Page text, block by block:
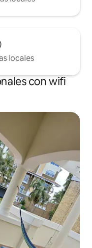
locales
con wifi